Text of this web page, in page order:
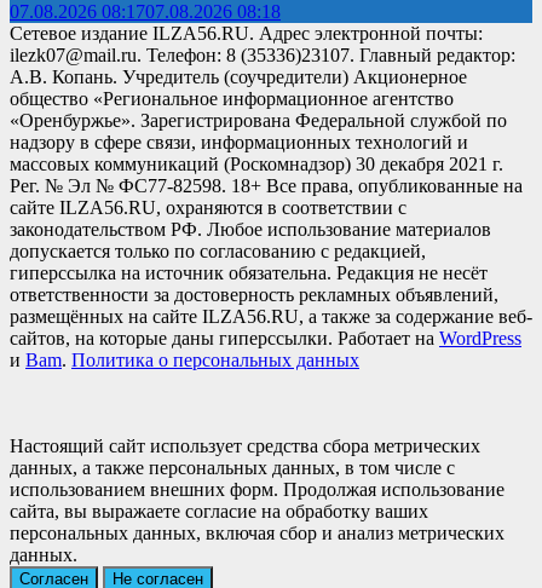
07.08.2026 08:1707.08.2026 08:18
Сетевое издание ILZA56.RU. Адрес электронной почты:
ilezk07@mail.ru. Телефон: 8 (35336)23107. Главный редактор:
А.В. Копань. Учредитель (соучредители) Акционерное
общество «Региональное информационное агентство
«Оренбуржье». Зарегистрирована Федеральной службой по
надзору в сфере связи, информационных технологий и
массовых коммуникаций (Роскомнадзор) 30 декабря 2021 г.
Рег. № Эл № ФС77-82598. 18+ Все права, опубликованные на
сайте ILZA56.RU, охраняются в соответствии с
законодательством РФ. Любое использование материалов
допускается только по согласованию с редакцией,
гиперссылка на источник обязательна. Редакция не несёт
ответственности за достоверность рекламных объявлений,
размещённых на сайте ILZA56.RU, а также за содержание веб-
сайтов, на которые даны гиперссылки. Работает на WordPress
и Bam. Политика о персональных данных
Настоящий сайт использует средства сбора метрических
данных, а также персональных данных, в том числе с
использованием внешних форм. Продолжая использование
сайта, вы выражаете согласие на обработку ваших
персональных данных, включая сбор и анализ метрических
данных.
Согласен Не согласен